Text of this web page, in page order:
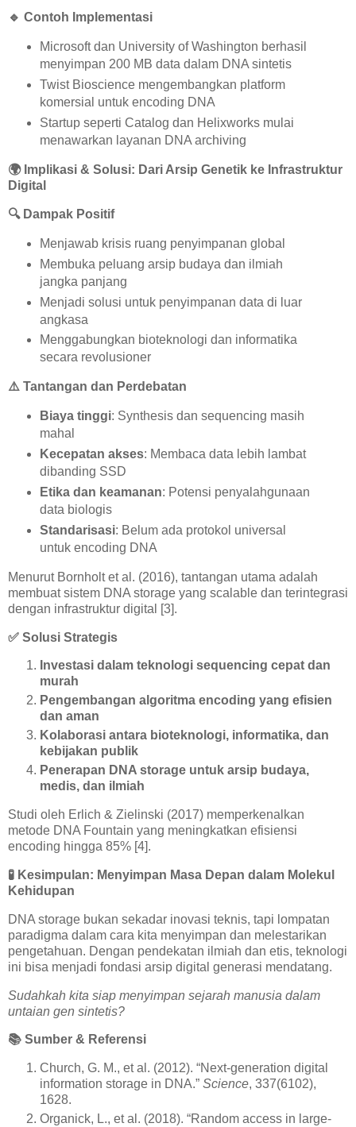
🔹 Contoh Implementasi
Microsoft dan University of Washington berhasil
menyimpan 200 MB data dalam DNA sintetis
Twist Bioscience mengembangkan platform
komersial untuk encoding DNA
Startup seperti Catalog dan Helixworks mulai
menawarkan layanan DNA archiving
🌍Implikasi & Solusi: Dari Arsip Genetik ke Infrastruktur
Digital
🔍Dampak Positif
Menjawab krisis ruang penyimpanan global
Membuka peluang arsip budaya dan ilmiah
jangka panjang
Menjadi solusi untuk penyimpanan data di luar
angkasa
Menggabungkan bioteknologi dan informatika
secara revolusioner
⚠️ Tantangan dan Perdebatan
Biaya tinggi: Synthesis dan sequencing masih
mahal
Kecepatan akses: Membaca data lebih lambat
dibanding SSD
Etika dan keamanan: Potensi penyalahgunaan
data biologis
Standarisasi: Belum ada protokol universal
untuk encoding DNA
Menurut Bornholt et al. (2016), tantangan utama adalah
membuat sistem DNA storage yang scalable dan terintegrasi
dengan infrastruktur digital [3].
✅ Solusi Strategis
Investasi dalam teknologi sequencing cepat dan
murah
Pengembangan algoritma encoding yang efisien
dan aman
Kolaborasi antara bioteknologi, informatika, dan
kebijakan publik
Penerapan DNA storage untuk arsip budaya,
medis, dan ilmiah
Studi oleh Erlich & Zielinski (2017) memperkenalkan
metode DNA Fountain yang meningkatkan efisiensi
encoding hingga 85% [4].
🧪 Kesimpulan: Menyimpan Masa Depan dalam Molekul
Kehidupan
DNA storage bukan sekadar inovasi teknis, tapi lompatan
paradigma dalam cara kita menyimpan dan melestarikan
pengetahuan. Dengan pendekatan ilmiah dan etis, teknologi
ini bisa menjadi fondasi arsip digital generasi mendatang.
Sudahkah kita siap menyimpan sejarah manusia dalam
untaian gen sintetis?
📚 Sumber & Referensi
Church, G. M., et al. (2012). “Next-generation digital
information storage in DNA.” Science, 337(6102),
1628.
Organick, L., et al. (2018). “Random access in large-